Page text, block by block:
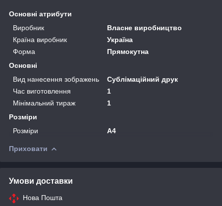
Основні атрибути
Виробник
Власне виробництво
Країна виробник
Україна
Форма
Прямокутна
Основні
Вид нанесення зображень
Сублімаційний друк
Час виготовлення
1
Мінімальний тираж
1
Розміри
Розміри
А4
Приховати
Умови доставки
Нова Пошта